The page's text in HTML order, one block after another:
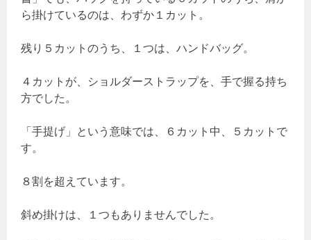
ら掛けているのは、わずか１カット。
残り５カットのうち、１つは、ハンドバッグ。
４カットが、ショルダーストラップを、手で握る持ち
方でした。
「手提げ」という意味では、６カット中、５カットで
す。
８割を超えています。
斜め掛けは、１つもありませんでした。